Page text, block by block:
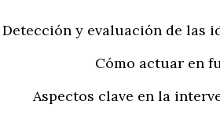
Detección y evaluación de las
Cómo actuar en
Aspectos clave en la